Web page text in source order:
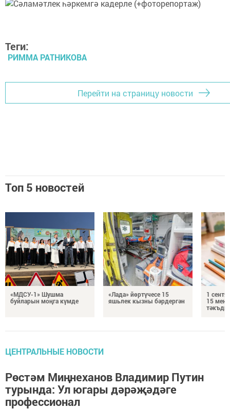
Теги:
РИММА РАТНИКОВА
Перейти на страницу новости
Топ 5 новостей
«МДСУ-1» Шушма
буйларын моңга күмде
«Лада» йөртүчесе 15
яшьлек кызны бәрдергән
1
15 мең
ЦЕНТРАЛЬНЫЕ НОВОСТИ
Рөстәм Миңнеханов Владимир Путин
турында: Ул югары дәрәҗәдәге
профессионал